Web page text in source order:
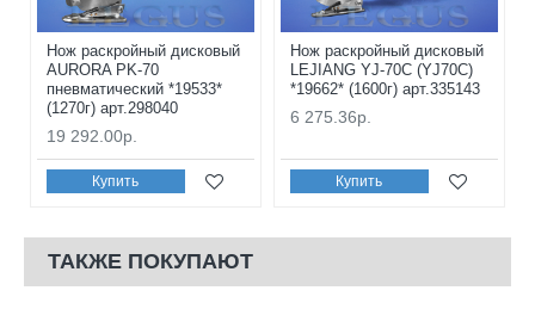
Нож раскройный дисковый
AURORA PK-70
пневматический *19533*
(1270г) арт.298040
19 292.00р.
Купить
Нож раскройный дисковый
LEJIANG YJ-70C (YJ70C)
*19662* (1600г) арт.335143
6 275.36р.
Купить
ТАКЖЕ ПОКУПАЮТ